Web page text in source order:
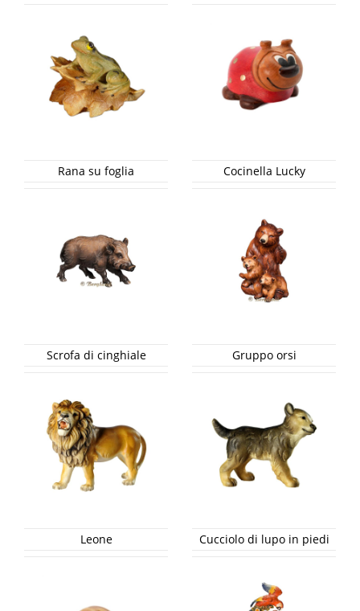
Rana su foglia Cocinella Lucky
Scrofa di cinghiale Gruppo orsi
Leone Cucciolo di lupo in piedi